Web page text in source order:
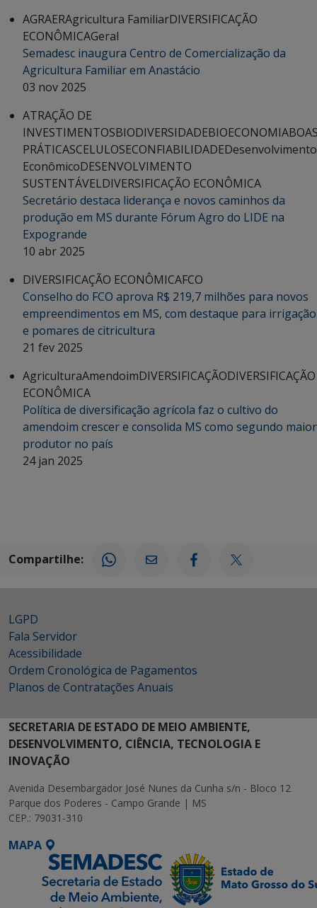
AGRAERAgricultura FamiliarDIVERSIFICAÇÃO
ECONÔMICAGeral
Semadesc inaugura Centro de Comercialização da
Agricultura Familiar em Anastácio
03 nov 2025
ATRAÇÃO DE
INVESTIMENTOSBIODIVERSIDADEBIOECONOMIA
PRÁTICASCELULOSECONFIABILIDADEDesenvolvimento
EconômicoDESENVOLVIMENTO
SUSTENTÁVELDIVERSIFICAÇÃO ECONÔMICA
Secretário destaca liderança e novos caminhos da
produção em MS durante Fórum Agro do LIDE na
Expogrande
10 abr 2025
DIVERSIFICAÇÃO ECONÔMICAFCO
Conselho do FCO aprova R$ 219,7 milhões para novos
empreendimentos em MS, com destaque para irrigação
e pomares de citricultura
21 fev 2025
AgriculturaAmendoimDIVERSIFICAÇÃODIVERSIFICAÇÃO
ECONÔMICA
Política de diversificação agrícola faz o cultivo do
amendoim crescer e consolida MS como segundo maior
produtor no país
24 jan 2025
Compartilhe:
LGPD
Fala Servidor
Acessibilidade
Ordem Cronológica de Pagamentos
Planos de Contratações Anuais
SECRETARIA DE ESTADO DE MEIO AMBIENTE,
DESENVOLVIMENTO, CIÊNCIA, TECNOLOGIA E
INOVAÇÃO
Avenida Desembargador José Nunes da Cunha s/n - Bloco 12
Parque dos Poderes - Campo Grande | MS
CEP.: 79031-310
MAPA